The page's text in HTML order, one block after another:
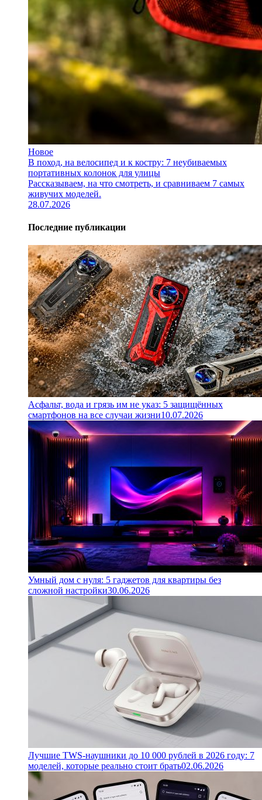
Новое
В поход, на велосипед и к костру: 7 неубиваемых
портативных колонок для улицы
Рассказываем, на что смотреть, и сравниваем 7 самых
живучих моделей.
28.07.2026
Последние публикации
Асфальт, вода и грязь им не указ: 5 защищённых
смартфонов на все случаи жизни10.07.2026
Умный дом с нуля: 5 гаджетов для квартиры без
сложной настройки30.06.2026
Лучшие TWS-наушники до 10 000 рублей в 2026 году: 7
моделей, которые реально стоит брать02.06.2026